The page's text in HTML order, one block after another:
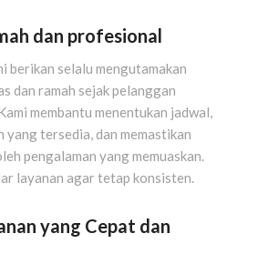
dan profesional
berikan selalu mengutamakan
dan ramah sejak pelanggan
membantu menentukan jadwal,
yang tersedia, dan memastikan
pengalaman yang memuaskan.
layanan agar tetap konsisten.
yang Cepat dan